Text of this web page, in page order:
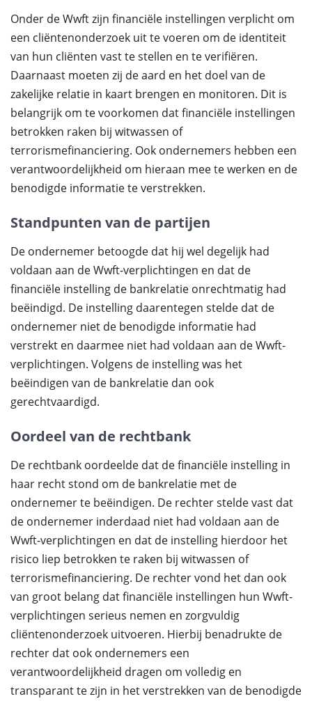
Onder de Wwft zijn financiële instellingen verplicht om
een cliëntenonderzoek uit te voeren om de identiteit
van hun cliënten vast te stellen en te verifiëren.
Daarnaast moeten zij de aard en het doel van de
zakelijke relatie in kaart brengen en monitoren. Dit is
belangrijk om te voorkomen dat financiële instellingen
betrokken raken bij witwassen of
terrorismefinanciering. Ook ondernemers hebben een
verantwoordelijkheid om hieraan mee te werken en de
benodigde informatie te verstrekken.
Standpunten van de partijen
De ondernemer betoogde dat hij wel degelijk had
voldaan aan de Wwft-verplichtingen en dat de
financiële instelling de bankrelatie onrechtmatig had
beëindigd. De instelling daarentegen stelde dat de
ondernemer niet de benodigde informatie had
verstrekt en daarmee niet had voldaan aan de Wwft-
verplichtingen. Volgens de instelling was het
beëindigen van de bankrelatie dan ook
gerechtvaardigd.
Oordeel van de rechtbank
De rechtbank oordeelde dat de financiële instelling in
haar recht stond om de bankrelatie met de
ondernemer te beëindigen. De rechter stelde vast dat
de ondernemer inderdaad niet had voldaan aan de
Wwft-verplichtingen en dat de instelling hierdoor het
risico liep betrokken te raken bij witwassen of
terrorismefinanciering. De rechter vond het dan ook
van groot belang dat financiële instellingen hun Wwft-
verplichtingen serieus nemen en zorgvuldig
cliëntenonderzoek uitvoeren. Hierbij benadrukte de
rechter dat ook ondernemers een
verantwoordelijkheid dragen om volledig en
transparant te zijn in het verstrekken van de benodigde